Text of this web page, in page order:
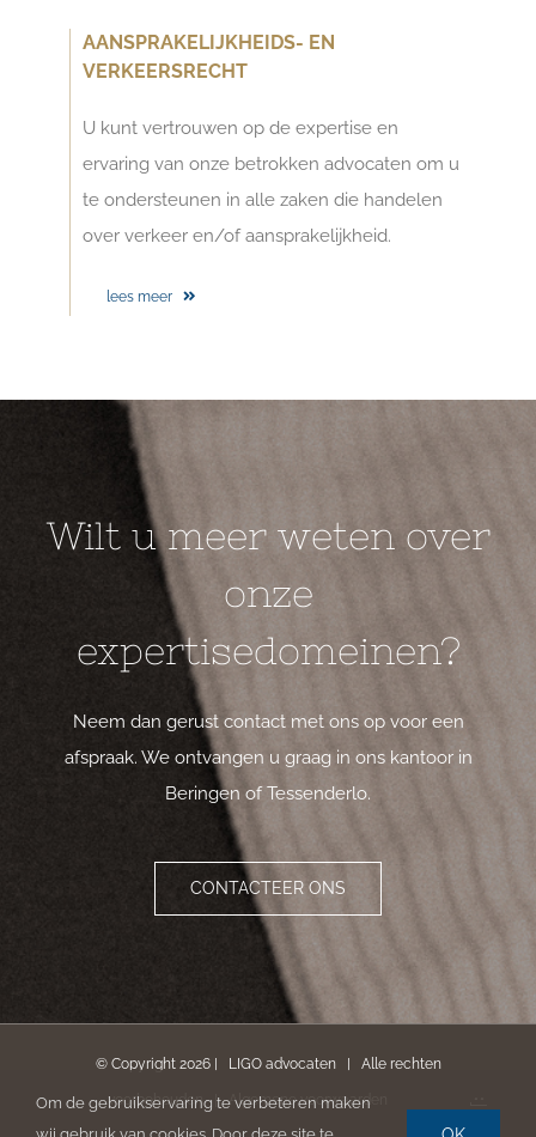
AANSPRAKELIJKHEIDS- EN
VERKEERSRECHT
U kunt vertrouwen op de expertise en
ervaring van onze betrokken advocaten om u
te ondersteunen in alle zaken die handelen
over verkeer en/of aansprakelijkheid.
lees meer
Wilt u meer weten over
onze
expertisedomeinen?
Neem dan gerust contact met ons op voor een
afspraak. We ontvangen u graag in ons kantoor in
Beringen of Tessenderlo.
CONTACTEER ONS
© Copyright 2026 | LIGO advocaten | Alle rechten
voorbehouden |Algemene voorwaarden
Om de gebruikservaring te verbeteren maken